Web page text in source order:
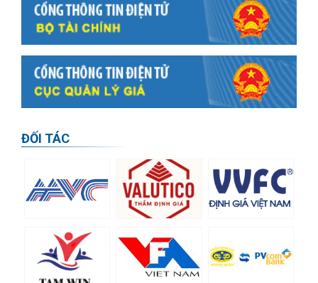
THÔNG BÁO: Lịch mở lớp Đào tạo nghiệp vụ
thẩm định giá năm 2022
09/02/2022
Thông báo áp dụng mức giá ưu đãi đối với
lớp "cập nhật kiến thức thẩm định giá" chung
tay cùng doanh nghiệp sau dịch COVID-19
Thông báo mở lớp Đào tạo nghiệp vụ thẩm
định giá tại Hà Nội năm 2020
11/05/2020
Thông báo 1119/TB-BTC về việc trao thẻ
thẩm định viên về giá kỳ thi lần thứ 14 năm
2019
16/04/2020
ĐỐI TÁC